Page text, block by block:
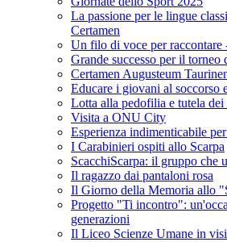
La passione per le lingue
Certamen
Un filo di voce per raccontare
Grande successo per il torneo
Certamen Augusteum
Educare i giovani al soccorso
Lotta alla pedofilia e tutela dei
Visita a ONU City
Esperienza indimenticabile
I Carabinieri ospiti allo Scarpa
ScacchiScarpa: il gruppo che
Il ragazzo dai pantaloni rosa
Il Giorno della Memoria allo
Progetto "Ti incontro":
generazioni
Il Liceo Scienze Umane in